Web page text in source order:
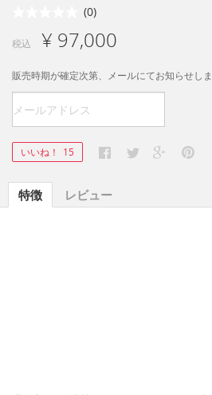
(0)
税込 ¥ 97,000
販売時期が確定次第、メールにてお知らせしま
いいね！ 15
特徴 レビュー